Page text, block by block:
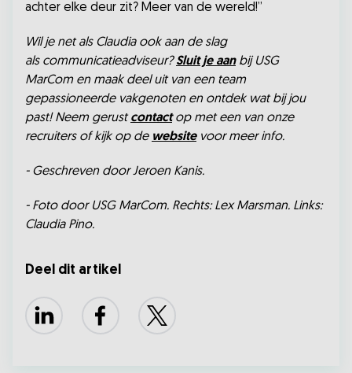
achter elke deur zit? Meer van de wereld!”
Wil je net als Claudia ook aan de slag
als communicatieadviseur?Sluit je aanbij USG
MarCom en maak deel uit van een team
gepassioneerde vakgenoten en ontdek wat bij jou
past! Neem gerustcontactop met een van onze
recruiters of kijk op de websitevoor meer info.
- Geschreven door Jeroen Kanis.
- Foto door USG MarCom. Rechts: Lex Marsman. Links:
Claudia Pino.
Deel dit artikel
LinkedIn FacebookX